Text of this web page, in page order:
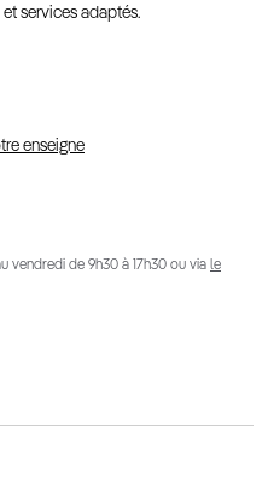
services adaptés.
enseigne
vendredi de 9h30 à 17h30 ou via le